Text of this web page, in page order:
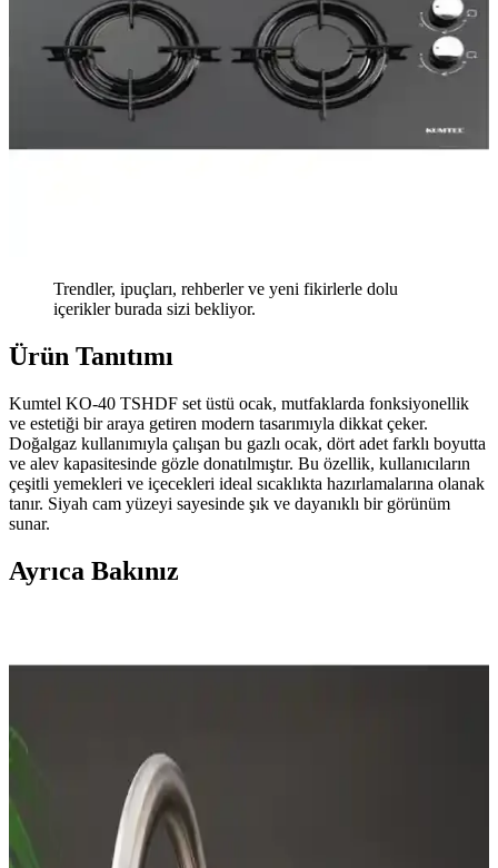
Trendler, ipuçları, rehberler ve yeni fikirlerle dolu
içerikler burada sizi bekliyor.
Ürün Tanıtımı
Kumtel KO-40 TSHDF set üstü ocak, mutfaklarda fonksiyonellik
ve estetiği bir araya getiren modern tasarımıyla dikkat çeker.
Doğalgaz kullanımıyla çalışan bu gazlı ocak, dört adet farklı boyutta
ve alev kapasitesinde gözle donatılmıştır. Bu özellik, kullanıcıların
çeşitli yemekleri ve içecekleri ideal sıcaklıkta hazırlamalarına olanak
tanır. Siyah cam yüzeyi sayesinde şık ve dayanıklı bir görünüm
sunar.
Ayrıca Bakınız
Kullanıcı Deneyimleri
sağlar. Güvenlik, kolay temizlik ve hassas sıcaklık kontrolü
avantajlarıyla öne çıkar. Uygun tencere seçimi ve kaliteli model
tercihine dikkat edilmelidir.
Tezgah Derinliğinde Buzdolabı Seçimi: Markalar,
Modeller ve Fiyat Performans Analizi